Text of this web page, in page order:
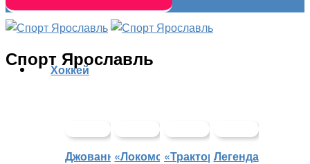
Спорт Ярославль
Хоккей
Джованни«Локомотив»«Трактор»Легенда